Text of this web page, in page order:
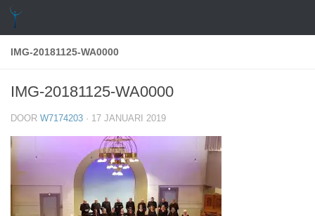
IMG-20181125-WA0000
IMG-20181125-WA0000
DOOR W7174203 · 17 JANUARI 2019